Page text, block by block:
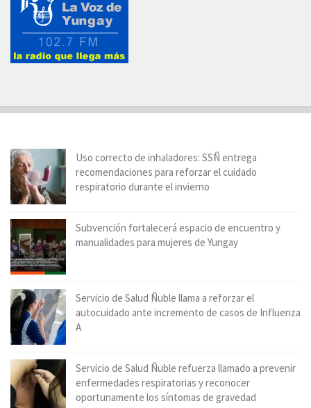
Uso correcto de inhaladores: SSÑ entrega
recomendaciones para reforzar el cuidado
respiratorio durante el invierno
Subvención fortalecerá espacio de encuentro y
manualidades para mujeres de Yungay
Servicio de Salud Ñuble llama a reforzar el
autocuidado ante incremento de casos de Influenza
A
Servicio de Salud Ñuble refuerza llamado a prevenir
enfermedades respiratorias y reconocer
oportunamente los síntomas de gravedad